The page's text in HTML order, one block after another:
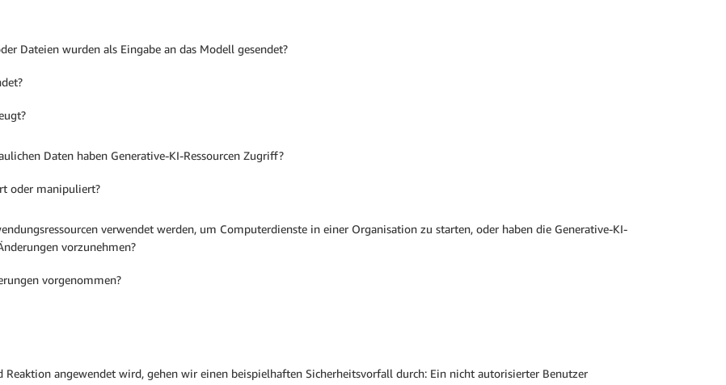
Dateien wurden als Eingabe an das Modell gesendet?
Daten haben Generative-KI-Ressourcen Zugriff?
oder manipuliert?
verwendet werden, um Computerdienste in einer Organisation zu starten, oder haben die Generative-KI-
vorzunehmen?
vorgenommen?
angewendet wird, gehen wir einen beispielhaften Sicherheitsvorfall durch: Ein nicht autorisierter Benutzer